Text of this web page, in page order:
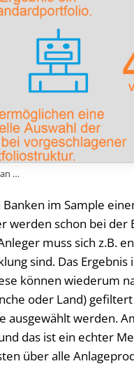
…
im Sample
werden schon bei
muss sich z.B.
sind. Das
können wiederum
oder Land)
ausgewählt werden.
das ist ein echter
über alle